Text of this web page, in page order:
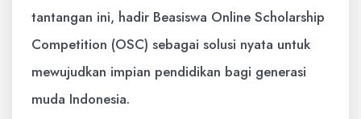
tantangan ini, hadir Beasiswa Online Scholarship
Competition (OSC) sebagai solusi nyata untuk
mewujudkan impian pendidikan bagi generasi
muda Indonesia.